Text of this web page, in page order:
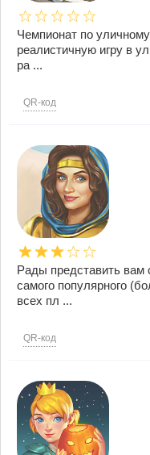
Чемпионат по
реалистичную игру в
ра ...
QR-код
Рады представить
самого популярного
всех пл ...
QR-код